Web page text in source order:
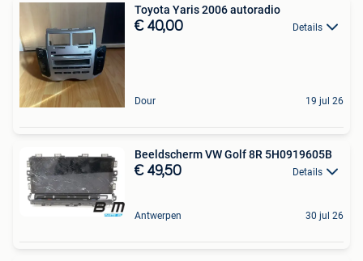
Toyota Yaris 2006 autoradio
€ 40,00 Details
Dour 19 jul 26
Beeldscherm VW Golf 8R 5H0919605B
€ 49,50 Details
Antwerpen 30 jul 26